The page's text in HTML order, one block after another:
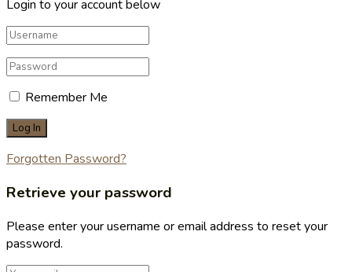
Login to your account below
Remember Me
Forgotten Password?
Retrieve your password
Please enter your username or email address to reset your
password.